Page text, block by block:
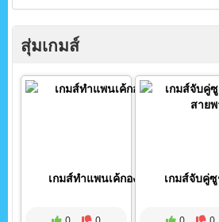
สุ่มเกมส์
เกมส์ทำแพนเค้กองุ่น เกมส์จับคู่